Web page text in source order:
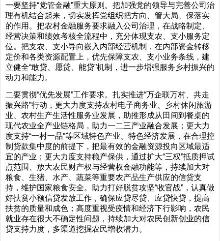
一要坚持“党管金融”重大原则。把加强党的领导与完善公司治
理有机结合起来，切实发挥党组织把方向、管大局、保落实
的作用。把农村金融服务要求融入公司治理，在战略制定、
经营决策和绩效考核全流程中，充分体现支农、支小服务定
位。把支农、支小导向嵌入内部经营机制，在内部资金转移
定价和各类资源配置上，优先保障支农、支小业务条线，建
立健全“敢贷、愿贷、能贷”机制，进一步增强服务乡村振兴的
动力和能力。
二要贯彻“优先发展”工作要求。扎实推进“万企联万村、共走
振兴路”行动，更大力度支持农村电子商务业、乡村休闲旅游
业、农村生产生活性服务业发展，助推形成从田间到餐桌的
现代农业全产业链格局，助力一二三产业融合发展；更大力
度支持“一村一品”等区域特色产业、特色经济发展，在合理控
制贷款集中度的前提下，把最有效的金融资源投向区域最适
宜的产业；更大力度支持稳产保供，通过扩大“三权”抵质押试
点范围、放大农民财产权与经营权金融功能等，持续加大对
粮食、生猪、水产、蔬菜等重要农产品生产供应的信贷支
持，维护国家粮食安全。助力打好脱贫攻坚“收官战”，认真做
好扶贫小额信贷发放工作，确保应贷尽贷、应贷快贷，提高
扶贫的质量和成色；高度重视受疫情和经济下行影响，农民
就业存在很大不确定性问题，持续加大对农民创新创业的信
贷支持力度，多渠道挖掘农民增收潜力。